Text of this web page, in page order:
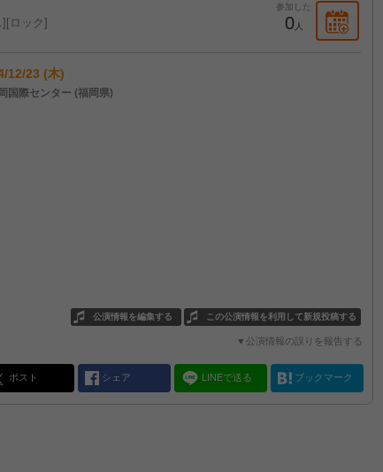
参加した
0人
ロック
12/23 (木)
国際センター (福岡県)
この公演情報を利用して新規投稿する
公演情報を編集する
▼公演情報の誤りを報告する
ポスト シェア LINEで送る ブックマーク